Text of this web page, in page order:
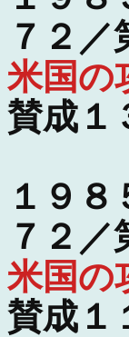
７２／
米国の
賛成
１９
７２／
米国の
賛成